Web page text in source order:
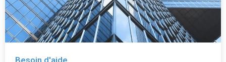
Besoin d'aide